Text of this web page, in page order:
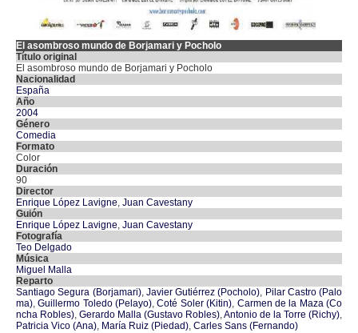
El asombroso mundo de Borjamari y Pocholo
Título original
El asombroso mundo de Borjamari y Pocholo
Nacionalidad
España
Año
2004
Género
Comedia
Formato
Color
Duración
90
Director
Enrique López Lavigne, Juan Cavestany
Guión
Enrique López Lavigne, Juan Cavestany
Fotografía
Teo Delgado
Música
Miguel Malla
Reparto
Santiago Segura (Borjamari), Javier Gutiérrez (Pocholo), Pilar Castro (Palo
ma),Guillermo Toledo (Pelayo),Coté Soler (Kitin), Carmen de la Maza (Co
ncha Robles), Gerardo Malla (Gustavo Robles),Antonio de la Torre (Richy),
Patricia Vico (Ana), María Ruiz (Piedad), Carles Sans (Fernando)